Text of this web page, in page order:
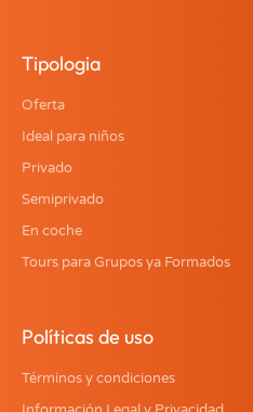
Tipologia
Oferta
Ideal para niños
Privado
Semiprivado
En coche
Tours para Grupos ya Formados
Políticas de uso
Términos y condiciones